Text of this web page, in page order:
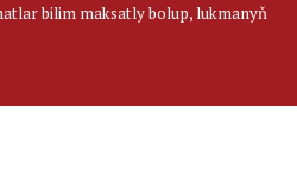
bilim maksatly bolup, lukmanyň